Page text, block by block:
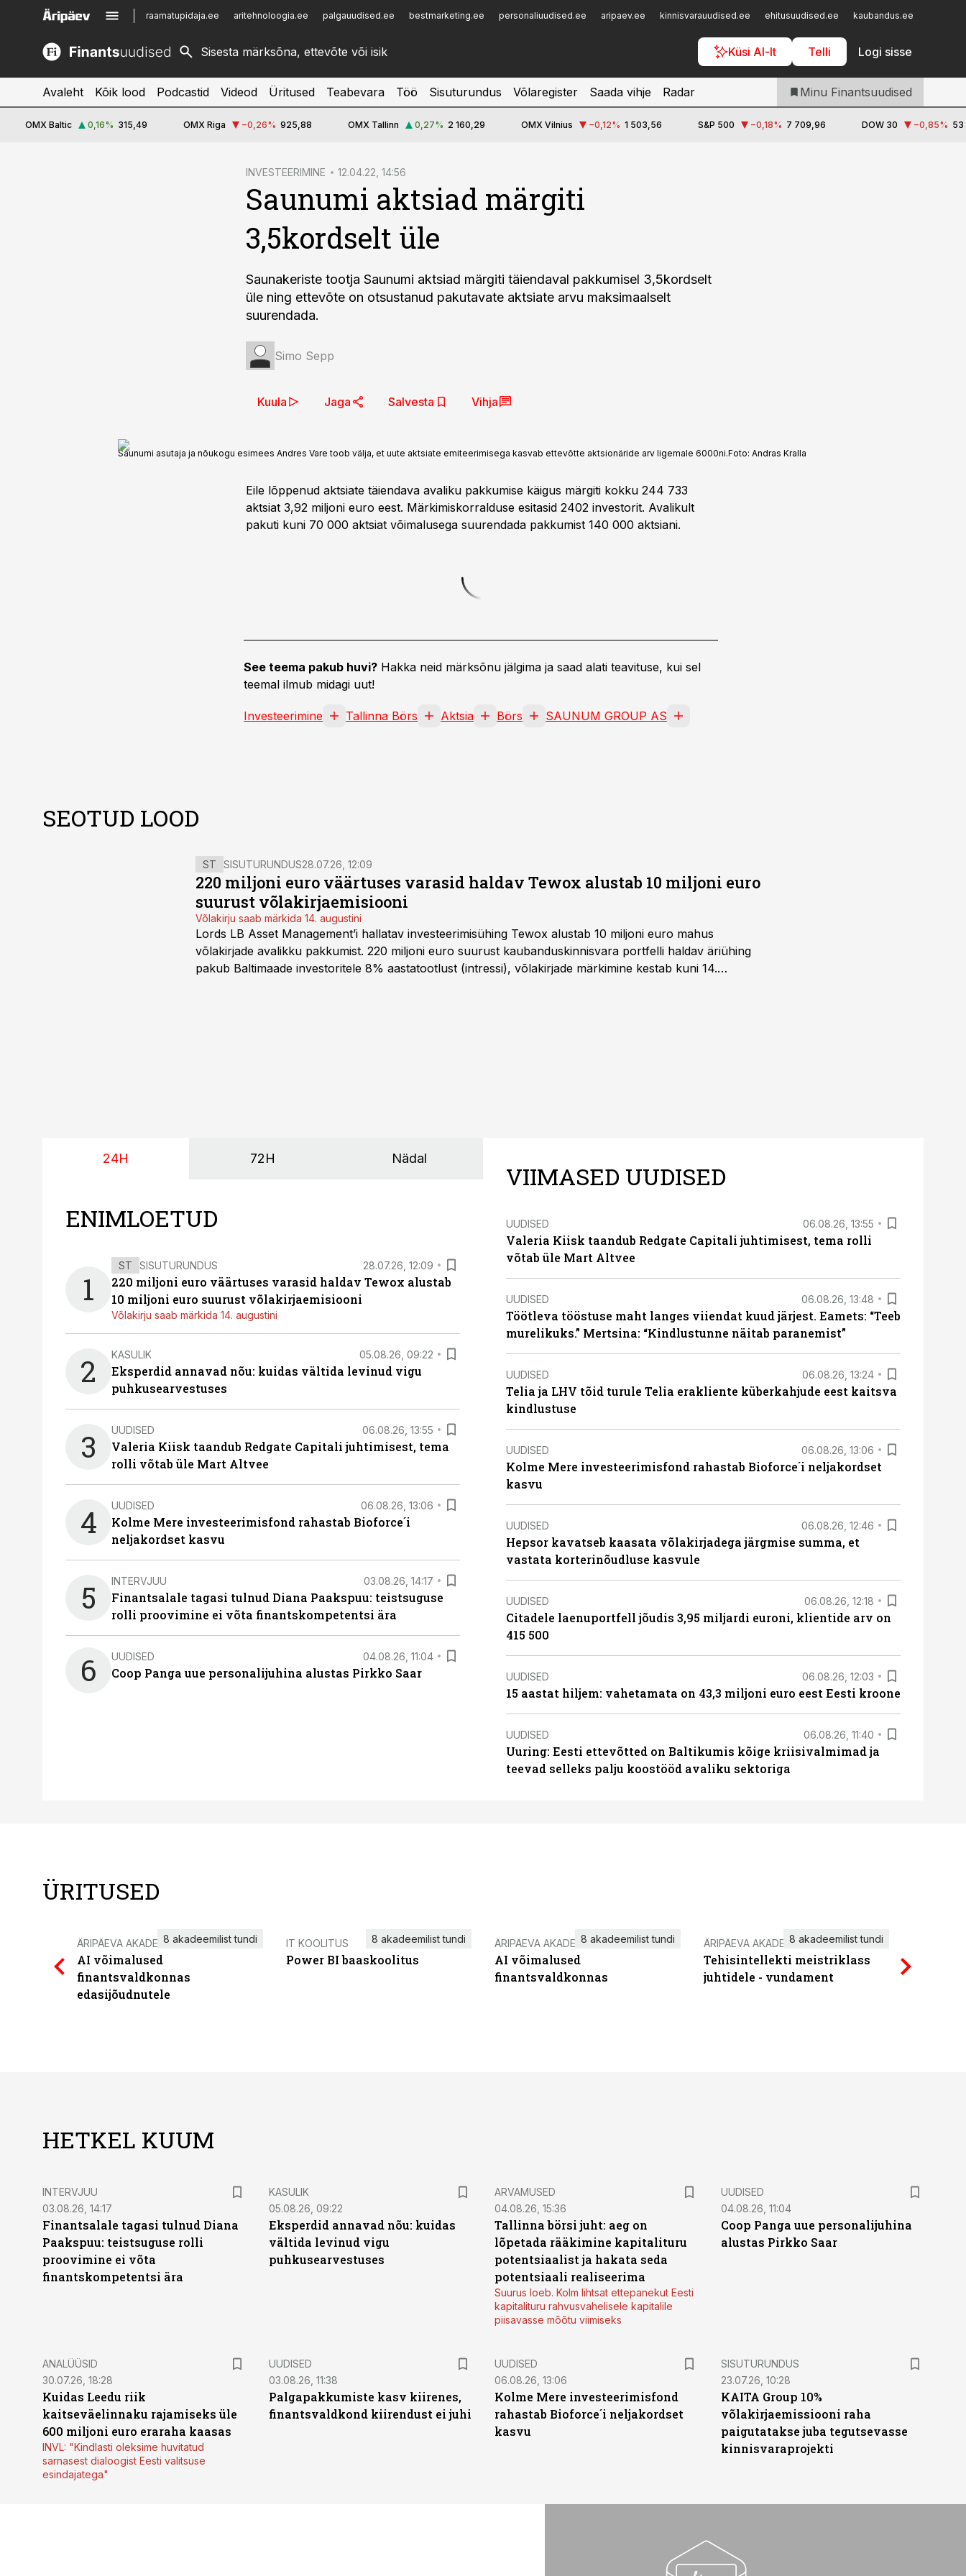
raamatupidaja.ee aritehnoloogia.ee palgauudised.ee bestmarketing.ee personaliuudised.ee aripaev.ee kinnisvarauudised.ee ehitusuudised.ee kaubandus.ee
Küsi AI-lt Telli Logi sisse
kinnisvarauudised.ee
logistikauudised.ee
imelineajalugu.ee
Infopank
Iseteenindus
Telli Finantsuudised
Avaleht Kõik lood Podcastid Videod Üritused Teabevara Töö Sisuturundus Võlaregister Saada vihje Radar Minu Finantsuudised
OMX Baltic 0,16% 315,49 OMX Riga −0,26% 925,88 OMX Tallinn 0,27% 2 160,29 OMX Vilnius −0,12% 1 503,56 S&P 500 −0,18% 7 709,96 DOW 30 −0,85% 53
INVESTEERIMINE 12.04.22, 14:56
Saunumi aktsiad märgiti
3,5kordselt üle
Saunakeriste tootja Saunumi aktsiad märgiti täiendaval pakkumisel 3,5kordselt
üle ning ettevõte on otsustanud pakutavate aktsiate arvu maksimaalselt
suurendada.
Simo Sepp
Kuula Jaga Salvesta Vihja
Saunumi asutaja ja nõukogu esimees Andres Vare toob välja, et uute aktsiate emiteerimisega kasvab ettevõtte aktsionäride arv ligemale 6000ni.Foto: Andras Kralla
Eile lõppenud aktsiate täiendava avaliku pakkumise käigus märgiti kokku 244 733
aktsiat 3,92 miljoni euro eest. Märkimiskorralduse esitasid 2402 investorit. Avalikult
pakuti kuni 70 000 aktsiat võimalusega suurendada pakkumist 140 000 aktsiani.
See teema pakub huvi? Hakka neid märksõnu jälgima ja saad alati teavituse, kui sel
teemal ilmub midagi uut!
Investeerimine Tallinna Börs Aktsia Börs SAUNUM GROUP AS
SEOTUD LOOD
ST SISUTURUNDUS28.07.26, 12:09
220 miljoni euro väärtuses varasid haldav Tewox alustab 10 miljoni euro
suurust võlakirjaemisiooni
Võlakirju saab märkida 14. augustini
Lords LB Asset Management’i hallatav investeerimisühing Tewox alustab 10 miljoni euro mahus
võlakirjade avalikku pakkumist. 220 miljoni euro suurust kaubanduskinnisvara portfelli haldav äriühing
pakub Baltimaade investoritele 8% aastatootlust (intressi), võlakirjade märkimine kestab kuni 14.
24H 72H Nädal
ENIMLOETUD
1
ST SISUTURUNDUS 28.07.26, 12:09
220 miljoni euro väärtuses varasid haldav Tewox alustab
10 miljoni euro suurust võlakirjaemisiooni
Võlakirju saab märkida 14. augustini
2 KASULIK 05.08.26, 09:22
Eksperdid annavad nõu: kuidas vältida levinud vigu
puhkusearvestuses
3 UUDISED 06.08.26, 13:55
Valeria Kiisk taandub Redgate Capitali juhtimisest, tema
rolli võtab üle Mart Altvee
4 UUDISED 06.08.26, 13:06
Kolme Mere investeerimisfond rahastab Bioforce´i
neljakordset kasvu
5 INTERVJUU 03.08.26, 14:17
Finantsalale tagasi tulnud Diana Paakspuu: teistsuguse
rolli proovimine ei võta finantskompetentsi ära
6 UUDISED 04.08.26, 11:04
Coop Panga uue personalijuhina alustas Pirkko Saar
VIIMASED UUDISED
UUDISED 06.08.26, 13:55
Valeria Kiisk taandub Redgate Capitali juhtimisest, tema rolli
võtab üle Mart Altvee
UUDISED 06.08.26, 13:48
Töötleva tööstuse maht langes viiendat kuud järjest. Eamets: “Teeb
murelikuks.” Mertsina: “Kindlustunne näitab paranemist”
UUDISED 06.08.26, 13:24
Telia ja LHV tõid turule Telia erakliente küberkahjude eest kaitsva
kindlustuse
UUDISED 06.08.26, 13:06
Kolme Mere investeerimisfond rahastab Bioforce´i neljakordset
kasvu
UUDISED 06.08.26, 12:46
Hepsor kavatseb kaasata võlakirjadega järgmise summa, et
vastata korterinõudluse kasvule
UUDISED 06.08.26, 12:18
Citadele laenuportfell jõudis 3,95 miljardi euroni, klientide arv on
415 500
UUDISED 06.08.26, 12:03
15 aastat hiljem: vahetamata on 43,3 miljoni euro eest Eesti kroone
UUDISED 06.08.26, 11:40
Uuring: Eesti ettevõtted on Baltikumis kõige kriisivalmimad ja
teevad selleks palju koostööd avaliku sektoriga
ÜRITUSED
ÄRIPÄEVA AKADEEMIA
AI võimalused
finantsvaldkonnas
edasijõudnutele
8 akadeemilist tundi IT KOOLITUS
Power BI baaskoolitus
8 akadeemilist tundi ÄRIPÄEVA AKADEEMIA
AI võimalused
finantsvaldkonnas
8 akadeemilist tundi ÄRIPÄEVA AKADEEMIA
Tehisintellekti meistriklass
juhtidele - vundament
8 akadeemilist tundi
HETKEL KUUM
INTERVJUU
03.08.26, 14:17
Finantsalale tagasi tulnud Diana
Paakspuu: teistsuguse rolli
proovimine ei võta
finantskompetentsi ära
KASULIK
05.08.26, 09:22
Eksperdid annavad nõu: kuidas
vältida levinud vigu
puhkusearvestuses
ARVAMUSED
04.08.26, 15:36
Tallinna börsi juht: aeg on
lõpetada rääkimine kapitalituru
potentsiaalist ja hakata seda
potentsiaali realiseerima
Suurus loeb. Kolm lihtsat ettepanekut Eesti
kapitalituru rahvusvahelisele kapitalile
piisavasse mõõtu viimiseks
UUDISED
04.08.26, 11:04
Coop Panga uue personalijuhina
alustas Pirkko Saar
ANALÜÜSID
30.07.26, 18:28
Kuidas Leedu riik
kaitseväelinnaku rajamiseks üle
600 miljoni euro eraraha kaasas
INVL: "Kindlasti oleksime huvitatud
sarnasest dialoogist Eesti valitsuse
esindajatega"
UUDISED
03.08.26, 11:38
Palgapakkumiste kasv kiirenes,
finantsvaldkond kiirendust ei juhi
UUDISED
06.08.26, 13:06
Kolme Mere investeerimisfond
rahastab Bioforce´i neljakordset
kasvu
ST
SISUTURUNDUS
23.07.26, 10:28
KAITA Group 10%
võlakirjaemissiooni raha
paigutatakse juba tegutsevasse
kinnisvaraprojekti